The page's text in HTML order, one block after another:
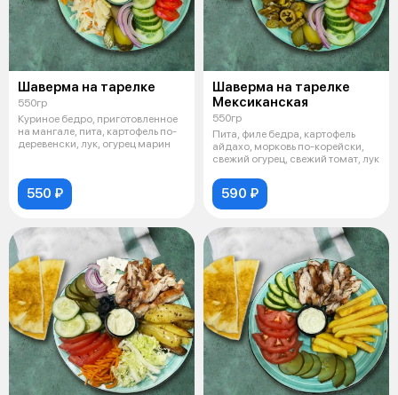
Шаверма на тарелке
550гр
Куриное бедро, приготовленное
на мангале, пита, картофель по-
деревенски, лук, огурец марин
550 ₽
Шаверма на тарелке
Мексиканская
550гр
Пита, филе бедра, картофель
айдахо, морковь по-корейски,
свежий огурец, свежий томат, лук
590 ₽